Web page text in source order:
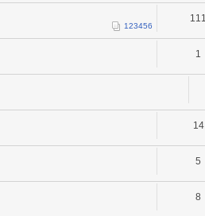
123456
111
1
14
5
8